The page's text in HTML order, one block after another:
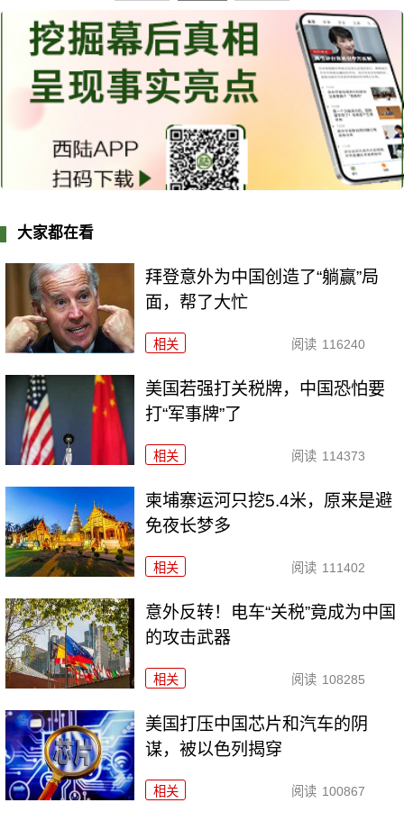
大家都在看
拜登意外为中国创造了“躺赢”局
面，帮了大忙
相关 阅读 116240
美国若强打关税牌，中国恐怕要
打“军事牌”了
相关 阅读 114373
柬埔寨运河只挖5.4米，原来是避
免夜长梦多
相关 阅读 111402
意外反转！电车“关税”竟成为中国
的攻击武器
相关 阅读 108285
美国打压中国芯片和汽车的阴
谋，被以色列揭穿
相关 阅读 100867